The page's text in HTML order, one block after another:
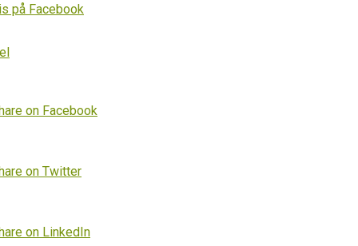
på Facebook
on Facebook
on Twitter
on LinkedIn